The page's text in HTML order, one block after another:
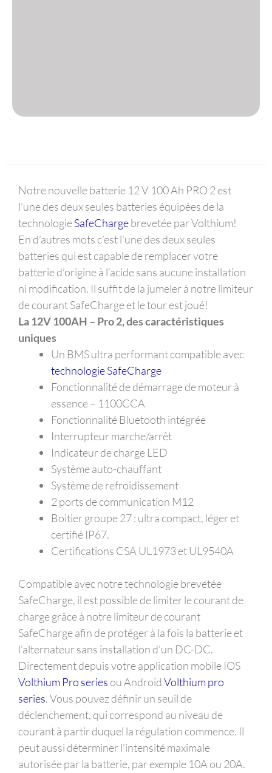
Notre nouvelle batterie 12 V 100 Ah PRO 2 est
l’une des deux seules batteries équipées de la
technologieSafeChargebrevetée par Volthium!
En d’autres mots c’est l’une des deux seules
batteries qui est capable de remplacer votre
batterie d’origine à l’acide sans aucune installation
ni modification. Il suffit de la jumeler à notre limiteur
de courant SafeCharge et le tour est joué!
La 12V 100AH – Pro 2, des caractéristiques
uniques
Un BMS ultra performant compatible avec
technologie SafeCharge
Fonctionnalité de démarrage de moteur à
essence – 1100CCA
Fonctionnalité Bluetooth intégrée
Interrupteur marche/arrêt
Indicateur de charge LED
Système auto-chauffant
Système de refroidissement
2 ports de communication M12
Boitier groupe 27 : ultra compact, léger et
certifié IP67.
Certifications CSA UL1973 et UL9540A
Compatible avec notre technologie brevetée
SafeCharge, il est possible de limiter le courant de
charge grâce à notre limiteur de courant
SafeCharge afin de protéger à la fois la batterie et
l’alternateur sans installation d’un DC-DC.
Directement depuis votre application mobile IOS
Volthium Pro seriesou AndroidVolthium pro
series. Vous pouvez définir un seuil de
déclenchement, qui correspond au niveau de
courant à partir duquel la régulation commence. Il
peut aussi déterminer l’intensité maximale
autorisée par la batterie, par exemple 10A ou 20A.